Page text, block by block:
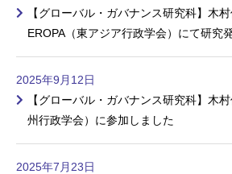
【グローバル・ガバナンス研究科】木
EROPA（東アジア行政学会）にて研究
2025年9月12日
【グローバル・ガバナンス研究科】木
州行政学会）に参加しました
2025年7月23日